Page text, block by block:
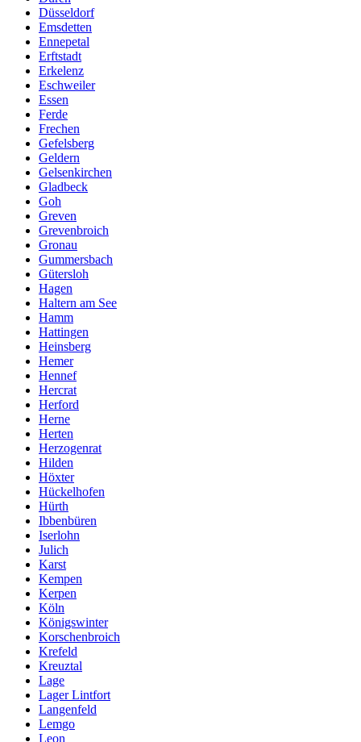
Düsseldorf
Emsdetten
Ennepetal
Erftstadt
Erkelenz
Eschweiler
Essen
Ferde
Frechen
Gefelsberg
Geldern
Gelsenkirchen
Gladbeck
Goh
Greven
Grevenbroich
Gronau
Gummersbach
Gütersloh
Hagen
Haltern am See
Hamm
Hattingen
Heinsberg
Hemer
Hennef
Hercrat
Herford
Herne
Herten
Herzogenrat
Hilden
Höxter
Hückelhofen
Hürth
Ibbenbüren
Iserlohn
Julich
Karst
Kempen
Kerpen
Köln
Königswinter
Korschenbroich
Krefeld
Kreuztal
Lage
Lager Lintfort
Langenfeld
Lemgo
Leon